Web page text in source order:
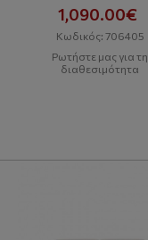
1,090.00€
Κωδικός: 706405
Ρωτήστε μας για τη
διαθεσιμότητα